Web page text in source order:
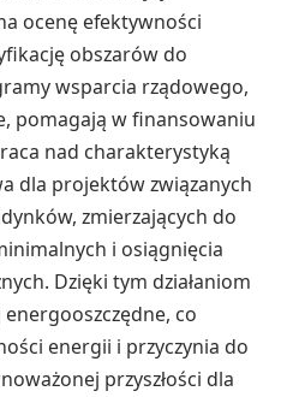
ocenę efektywności
obszarów do
wsparcia rządowego,
pomagają w finansowaniu
nad charakterystyką
dla projektów związanych
zmierzających do
i osiągnięcia
Dzięki tym działaniom
co
energii i przyczynia do
przyszłości dla